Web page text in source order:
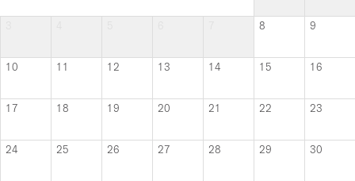
8 9
10 11 12 13 14 15 16
17 18 19 20 21 22 23
24 25 26 27 28 29 30